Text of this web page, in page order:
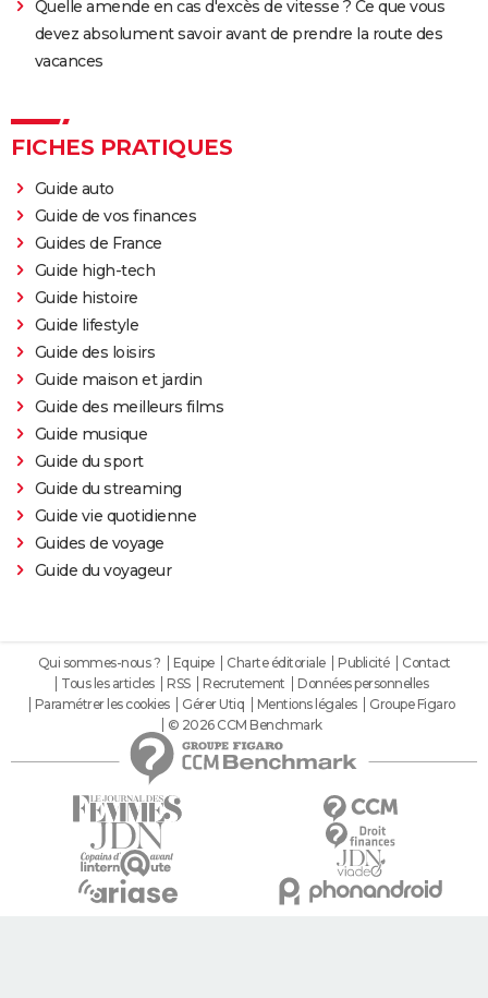
Quelle amende en cas d'excès de vitesse ? Ce que vous
devez absolument savoir avant de prendre la route des
vacances
FICHES PRATIQUES
Guide auto
Guide de vos finances
Guides de France
Guide high-tech
Guide histoire
Guide lifestyle
Guide des loisirs
Guide maison et jardin
Guide des meilleurs films
Guide musique
Guide du sport
Guide du streaming
Guide vie quotidienne
Guides de voyage
Guide du voyageur
Qui sommes-nous ? Equipe Charte éditoriale Publicité
Contact
Tous les articles
RSS Recrutement
Données personnelles
Paramétrer les cookies
Gérer Utiq Mentions légales
Groupe Figaro
© 2026 CCM Benchmark